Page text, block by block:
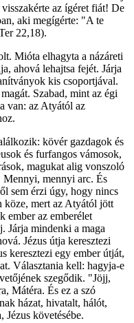
az ígéret fiát! De
aki megígérte: "A te
22,18).
Mióta elhagyta a názáreti
ahová lehajtsa fejét. Járja
kis csoportjával.
Szabad, mint az égi
van: az Atyától az
kövér gazdagok és
és furfangos vámosok,
magukat alig vonszoló
Mennyi, mennyi arc. És
sem érzi úgy, hogy nincs
köze, mert az Atyától jött
ember az emberélet
Járja mindenki a maga
Jézus útja keresztezi
keresztezi egy ember útját,
Választania kell: hagyja-e
szegődik. "Jöjj,
Mátéra. És ez a szó
házat, hivatalt, hálót,
Jézus követésébe.